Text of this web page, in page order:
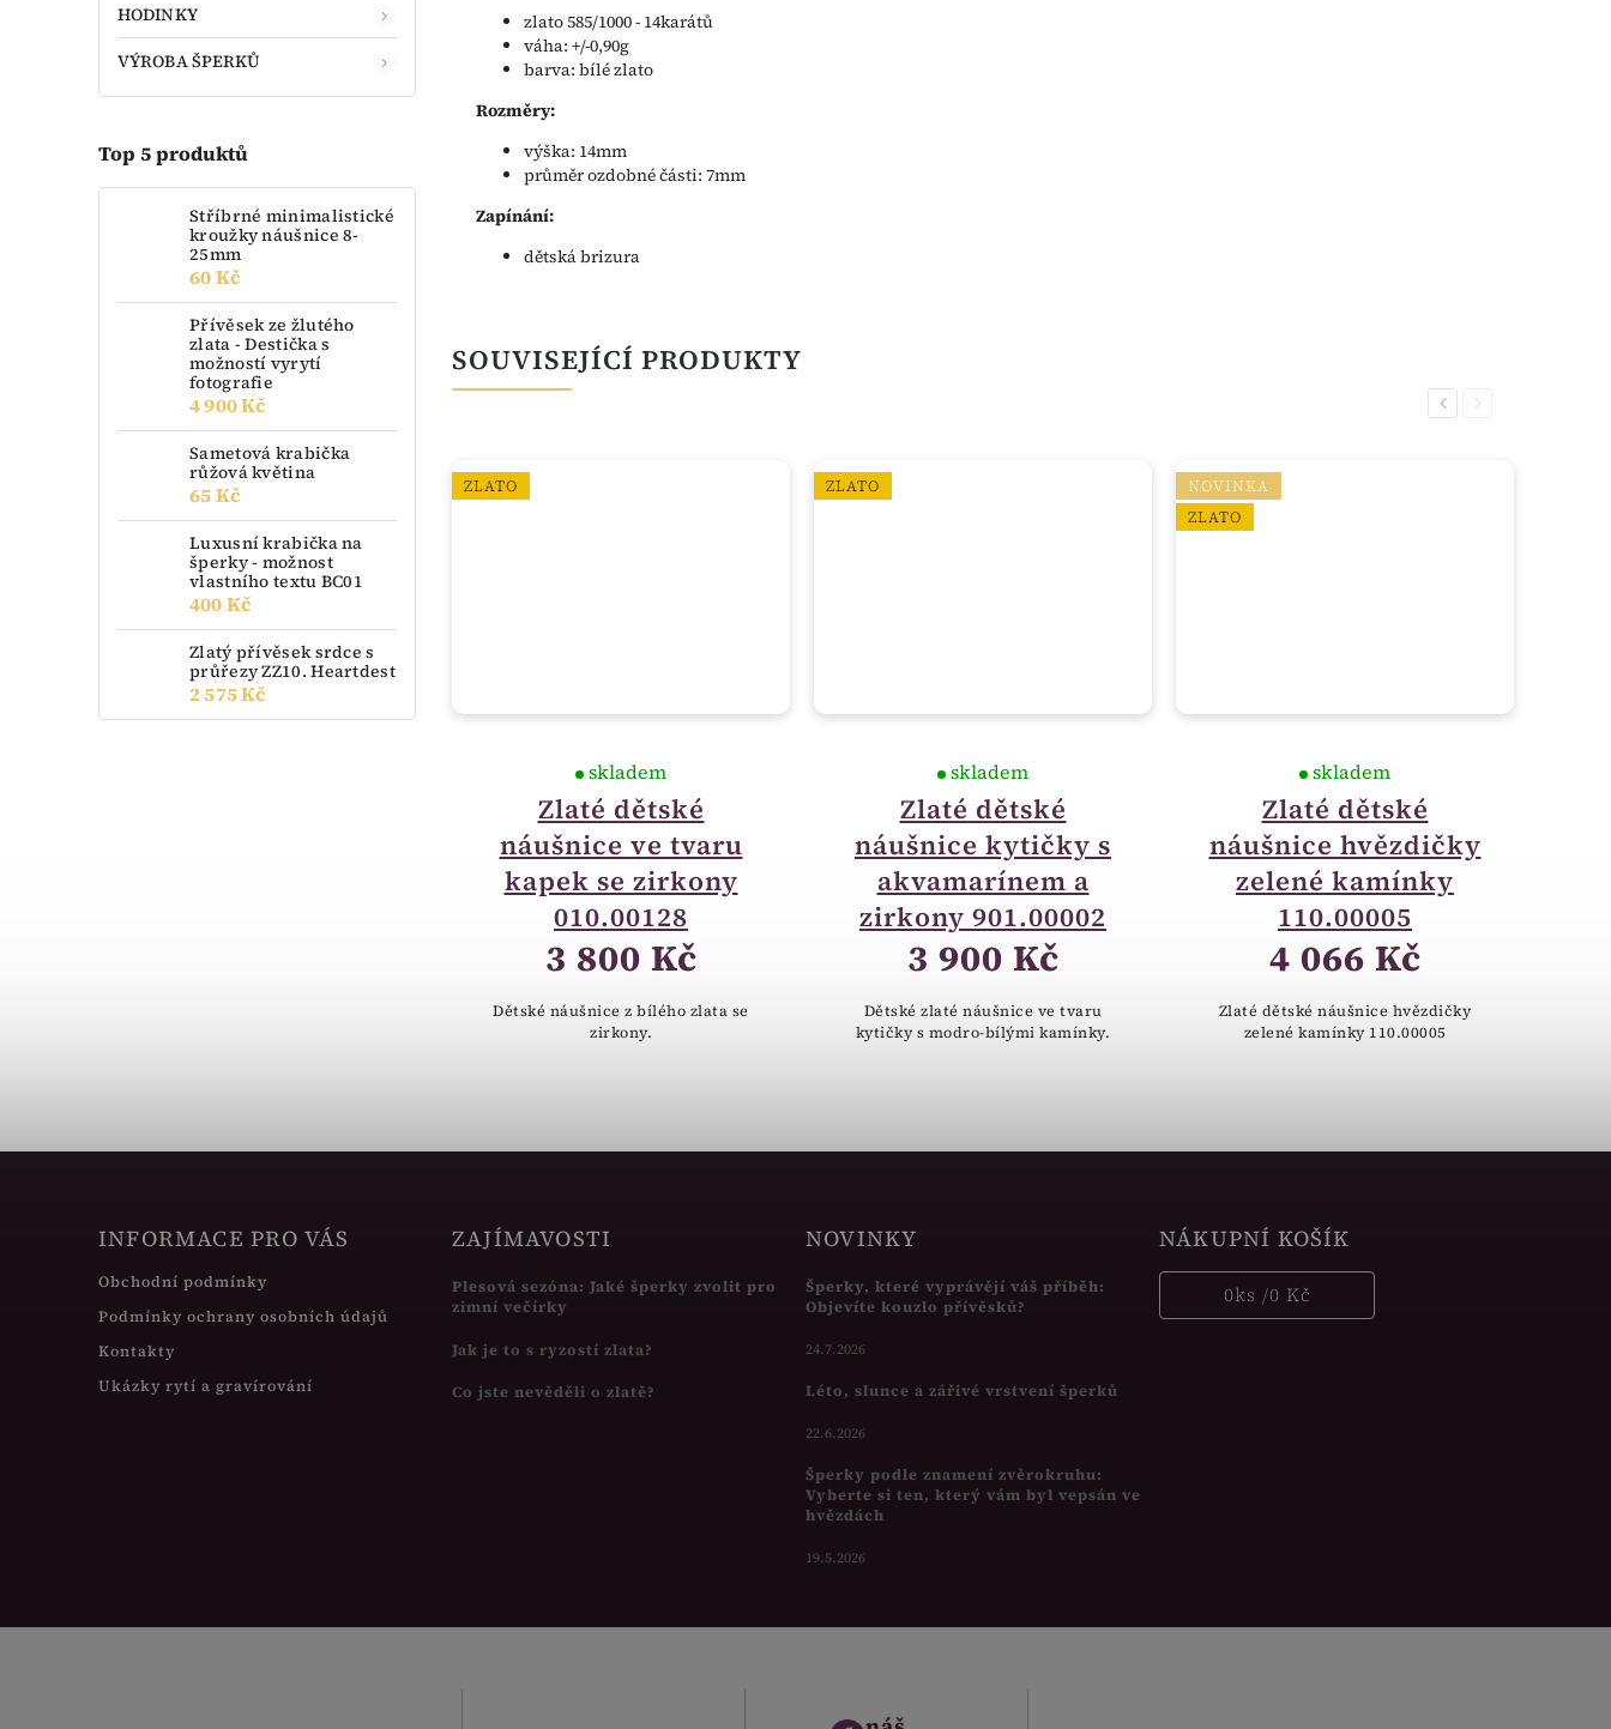
HODINKY
VÝROBA ŠPERKŮ
Top 5 produktů
Stříbrné minimalistické
kroužky náušnice 8-
25mm
60 Kč
Přívěsek ze žlutého
zlata - Destička s
možností vyrytí
fotografie
4 900 Kč
Sametová krabička
růžová květina
65 Kč
Luxusní krabička na
šperky - možnost
vlastního textu BC01
400 Kč
Zlatý přívěsek srdce s
průřezy ZZ10. Heartdest
2 575 Kč
zlato 585/1000 - 14karátů
váha: +/-0,90g
barva: bílé zlato
Rozměry:
výška: 14mm
průměr ozdobné části: 7mm
Zapínání:
dětská brizura
SOUVISEJÍCÍ PRODUKTY
Previous
ZLATO
Zlaté dětské
náušnice ve tvaru
kapek se zirkony
010.00128
skladem
3 800 Kč
Dětské náušnice z bílého zlata se
zirkony.
ZLATO
Zlaté dětské
náušnice kytičky s
akvamarínem a
zirkony 901.00002
skladem
3 900 Kč
Dětské zlaté náušnice ve tvaru
kytičky s modro-bílými kamínky.
NOVINKA
ZLATO
Zlaté dětské
náušnice hvězdičky
zelené kamínky
110.00005
skladem
4 066 Kč
Zlaté dětské náušnice hvězdičky
zelené kamínky 110.00005
Next
INFORMACE PRO VÁS
Obchodní podmínky
Podmínky ochrany osobních údajů
Kontakty
Ukázky rytí a gravírování
ZAJÍMAVOSTI
Plesová sezóna: Jaké šperky zvolit pro
zimní večírky
Jak je to s ryzostí zlata?
Co jste nevěděli o zlatě?
NOVINKY
Šperky, které vyprávějí váš příběh:
Objevíte kouzlo přívěsků?
24.7.2026
Léto, slunce a zářivé vrstvení šperků
22.6.2026
Šperky podle znamení zvěrokruhu:
Vyberte si ten, který vám byl vepsán ve
hvězdách
19.5.2026
NÁKUPNÍ KOŠÍK
0ks /0 Kč